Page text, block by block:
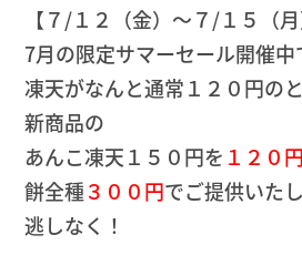
【７/１２（金）～７/１５（月
7月の限定サマーセール開催中
凍天がなんと通常１２０円の
新商品の
あんこ凍天１５０円を １２０円
餅全種３００円でご提供いた
逃しなく！